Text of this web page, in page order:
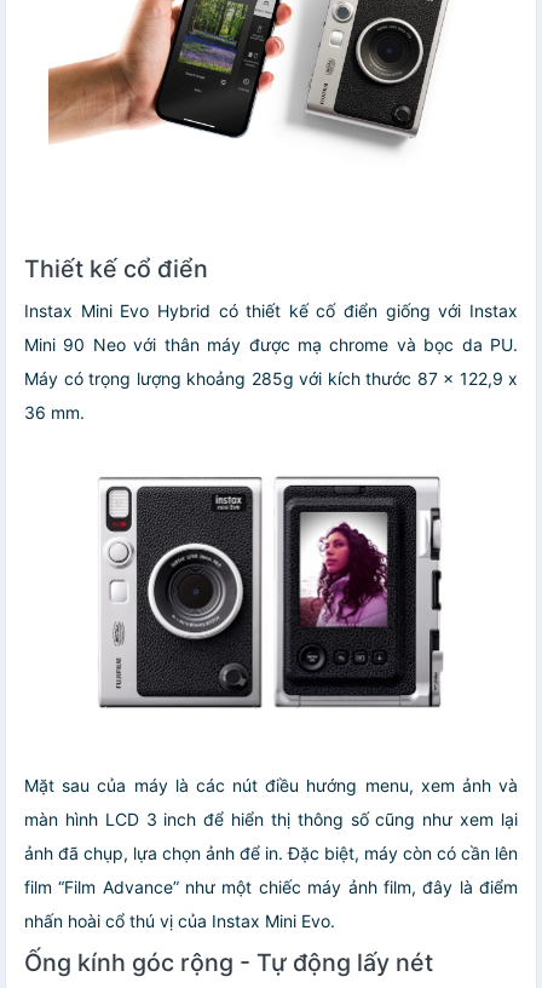
Thiết kế cổ điển
Instax Mini Evo Hybrid có thiết kế cố điển giống với Instax
Mini 90 Neo với thân máy được mạ chrome và bọc da PU.
Máy có trọng lượng khoảng 285g với kích thước 87 x 122,9 x
36 mm.
Mặt sau của máy là các nút điều hướng menu, xem ảnh và
màn hình LCD 3 inch để hiển thị thông số cũng như xem lại
ảnh đã chụp, lựa chọn ảnh để in. Đặc biệt, máy còn có cần lên
film “Film Advance” như một chiếc máy ảnh film, đây là điểm
nhấn hoài cổ thú vị của Instax Mini Evo.
Ống kính góc rộng - Tự động lấy nét